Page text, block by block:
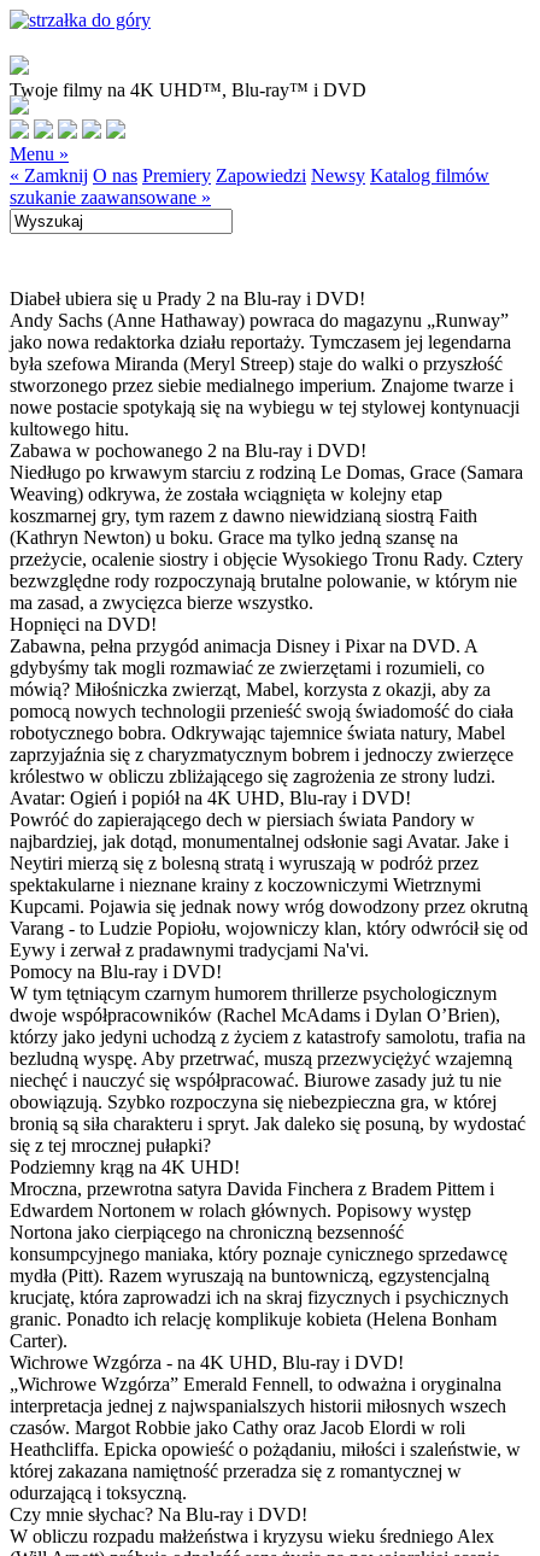
Twoje filmy na 4K UHD™, Blu-ray™ i DVD
Menu »
« Zamknij O nas Premiery Zapowiedzi Newsy Katalog filmów
szukanie zaawansowane »
Diabeł ubiera się u Prady 2 na Blu-ray i DVD!
Andy Sachs (Anne Hathaway) powraca do magazynu „Runway”
jako nowa redaktorka działu reportaży. Tymczasem jej legendarna
była szefowa Miranda (Meryl Streep) staje do walki o przyszłość
stworzonego przez siebie medialnego imperium. Znajome twarze i
nowe postacie spotykają się na wybiegu w tej stylowej kontynuacji
kultowego hitu.
Zabawa w pochowanego 2 na Blu-ray i DVD!
Niedługo po krwawym starciu z rodziną Le Domas, Grace (Samara
Weaving) odkrywa, że została wciągnięta w kolejny etap
koszmarnej gry, tym razem z dawno niewidzianą siostrą Faith
(Kathryn Newton) u boku. Grace ma tylko jedną szansę na
przeżycie, ocalenie siostry i objęcie Wysokiego Tronu Rady. Cztery
bezwzględne rody rozpoczynają brutalne polowanie, w którym nie
ma zasad, a zwycięzca bierze wszystko.
Hopnięci na DVD!
Zabawna, pełna przygód animacja Disney i Pixar na DVD. A
gdybyśmy tak mogli rozmawiać ze zwierzętami i rozumieli, co
mówią? Miłośniczka zwierząt, Mabel, korzysta z okazji, aby za
pomocą nowych technologii przenieść swoją świadomość do ciała
robotycznego bobra. Odkrywając tajemnice świata natury, Mabel
zaprzyjaźnia się z charyzmatycznym bobrem i jednoczy zwierzęce
królestwo w obliczu zbliżającego się zagrożenia ze strony ludzi.
Avatar: Ogień i popiół na 4K UHD, Blu-ray i DVD!
Powróć do zapierającego dech w piersiach świata Pandory w
najbardziej, jak dotąd, monumentalnej odsłonie sagi Avatar. Jake i
Neytiri mierzą się z bolesną stratą i wyruszają w podróż przez
spektakularne i nieznane krainy z koczowniczymi Wietrznymi
Kupcami. Pojawia się jednak nowy wróg dowodzony przez okrutną
Varang - to Ludzie Popiołu, wojowniczy klan, który odwrócił się od
Eywy i zerwał z pradawnymi tradycjami Na'vi.
Pomocy na Blu-ray i DVD!
W tym tętniącym czarnym humorem thrillerze psychologicznym
dwoje współpracowników (Rachel McAdams i Dylan O’Brien),
którzy jako jedyni uchodzą z życiem z katastrofy samolotu, trafia na
bezludną wyspę. Aby przetrwać, muszą przezwyciężyć wzajemną
niechęć i nauczyć się współpracować. Biurowe zasady już tu nie
obowiązują. Szybko rozpoczyna się niebezpieczna gra, w której
bronią są siła charakteru i spryt. Jak daleko się posuną, by wydostać
się z tej mrocznej pułapki?
Podziemny krąg na 4K UHD!
Mroczna, przewrotna satyra Davida Finchera z Bradem Pittem i
Edwardem Nortonem w rolach głównych. Popisowy występ
Nortona jako cierpiącego na chroniczną bezsenność
konsumpcyjnego maniaka, który poznaje cynicznego sprzedawcę
mydła (Pitt). Razem wyruszają na buntowniczą, egzystencjalną
krucjatę, która zaprowadzi ich na skraj fizycznych i psychicznych
granic. Ponadto ich relację komplikuje kobieta (Helena Bonham
Carter).
Wichrowe Wzgórza - na 4K UHD, Blu-ray i DVD!
„Wichrowe Wzgórza” Emerald Fennell, to odważna i oryginalna
interpretacja jednej z najwspanialszych historii miłosnych wszech
czasów. Margot Robbie jako Cathy oraz Jacob Elordi w roli
Heathcliffa. Epicka opowieść o pożądaniu, miłości i szaleństwie, w
której zakazana namiętność przeradza się z romantycznej w
odurzającą i toksyczną.
Czy mnie słychac? Na Blu-ray i DVD!
W obliczu rozpadu małżeństwa i kryzysu wieku średniego Alex